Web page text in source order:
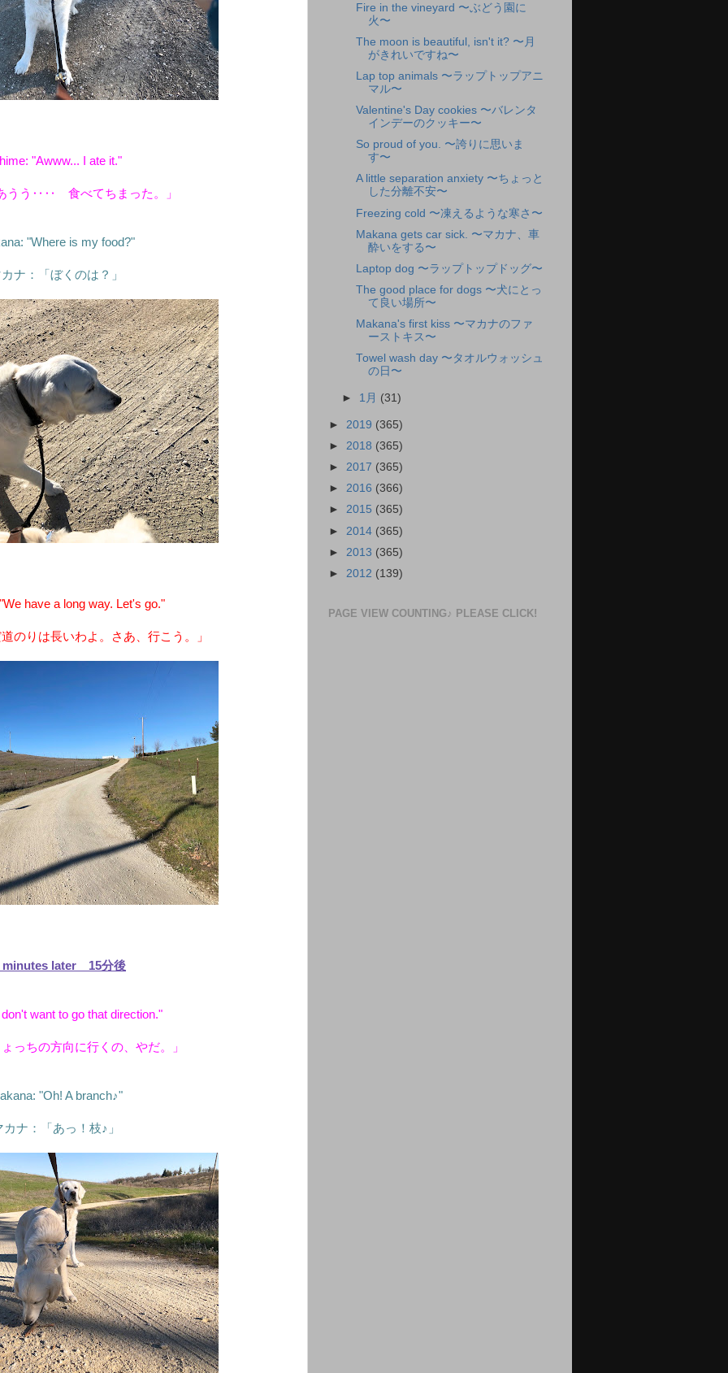
"Awww... I ate it."
うう‥‥ 食べてちまった。」
"Where is my food?"
ナ：「ぼくのは？」
have a long way. Let's go."
のりは長いわよ。さあ、行こう。」
minutes later 15分後
want to go that direction."
っちの方向に行くの、やだ。」
"Oh! A branch♪"
カナ：「あっ！枝♪」
Fire in the vineyard 〜ぶどう園に
火〜
The moon is beautiful, isn't it? 〜月
がきれいですね〜
Lap top animals 〜ラップトップアニ
マル〜
Valentine's Day cookies 〜バレンタ
インデーのクッキー〜
So proud of you. 〜誇りに思いま
す〜
A little separation anxiety 〜ちょっと
した分離不安〜
Freezing cold 〜凍えるような寒さ〜
Makana gets car sick. 〜マカナ、車
酔いをする〜
Laptop dog 〜ラップトップドッグ〜
The good place for dogs 〜犬にとっ
て良い場所〜
Makana's first kiss 〜マカナのファ
ーストキス〜
Towel wash day 〜タオルウォッシュ
の日〜
► 1月 (31)
► 2019 (365)
► 2018 (365)
► 2017 (365)
► 2016 (366)
► 2015 (365)
► 2014 (365)
► 2013 (365)
► 2012 (139)
PAGE VIEW COUNTING♪ PLEASE CLICK!